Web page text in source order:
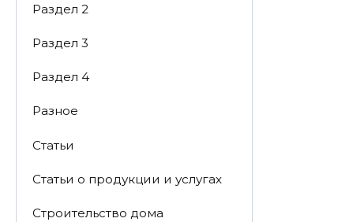
Раздел 2
Раздел 3
Раздел 4
Разное
Статьи
Статьи o продукции и услугах
Строительство дома